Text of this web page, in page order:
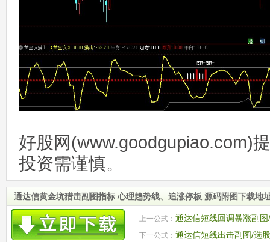
好股网(www.goodgupiao.com)
投资需谨慎。
通达信黄金坑猎击副图指标 心理趋势线、追涨停板 源码附图下载地
上一公式： 通达信短线回调暴涨副
下一公式： 通达信短线出击副图/选